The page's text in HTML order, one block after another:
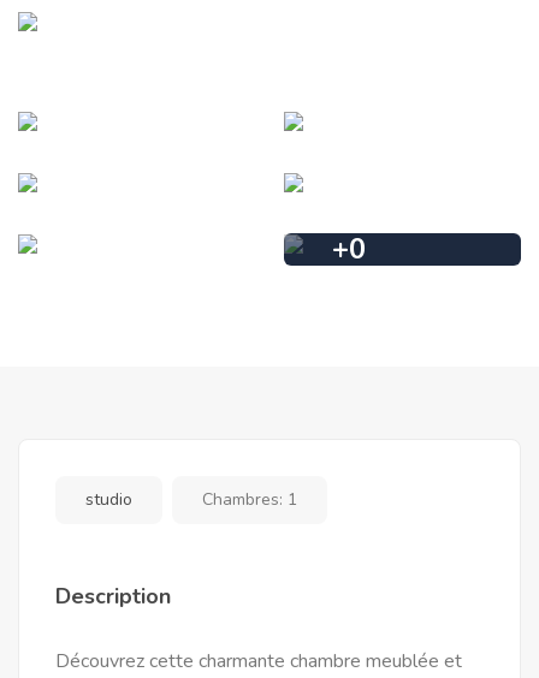
+0
studio Chambres: 1
Description
Découvrez cette charmante chambre meublée et